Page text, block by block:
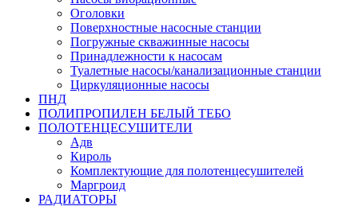
Оголовки
Поверхностные насосные станции
Погружные скважинные насосы
Принадлежности к насосам
Туалетные насосы/канализационные станции
Циркуляционные насосы
ПНД
ПОЛИПРОПИЛЕН БЕЛЫЙ ТЕБО
ПОЛОТЕНЦЕСУШИТЕЛИ
Адв
Кироль
Комплектующие для полотенцесушителей
Маргроид
РАДИАТОРЫ